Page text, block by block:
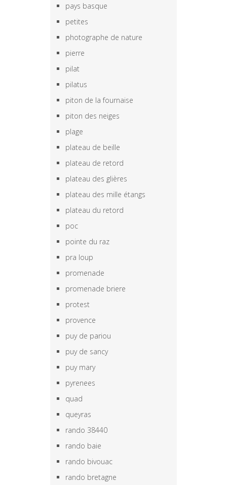
pays basque
petites
photographe de nature
pierre
pilat
pilatus
piton de la fournaise
piton des neiges
plage
plateau de beille
plateau de retord
plateau des glières
plateau des mille étangs
plateau du retord
poc
pointe du raz
pra loup
promenade
promenade briere
protest
provence
puy de pariou
puy de sancy
puy mary
pyrenees
quad
queyras
rando 38440
rando baie
rando bivouac
rando bretagne